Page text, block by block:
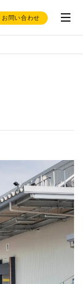
お問い合わせ
AI活用
はどうやる
のホンネ